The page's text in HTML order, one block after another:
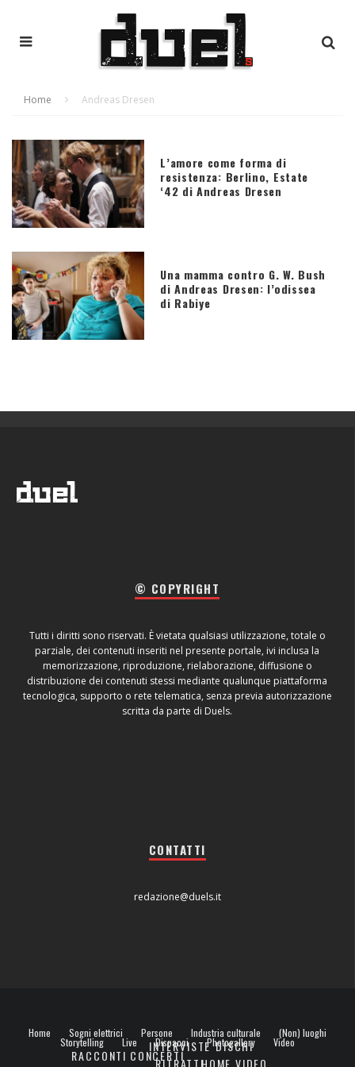
Home Andreas Dresen
L’amore come forma di
resistenza: Berlino, Estate
‘42 di Andreas Dresen
Una mamma contro G. W. Bush
di Andreas Dresen: l’odissea
di Rabiye
© COPYRIGHT
Tutti i diritti sono riservati. È vietata qualsiasi utilizzazione, totale o
parziale, dei contenuti inseriti nel presente portale, ivi inclusa la
memorizzazione, riproduzione, rielaborazione, diffusione o
distribuzione dei contenuti stessi mediante qualunque piattaforma
tecnologica, supporto o rete telematica, senza previa autorizzazione
scritta da parte di Duels.
CONTATTI
redazione@duels.it
Home Sogni elettrici Persone
INTERVISTE
Industria culturale
DISCHI
(Non) luoghi
Storytelling
RACCONTI
Live
CONCERTI
Dispacci Photogallery Video